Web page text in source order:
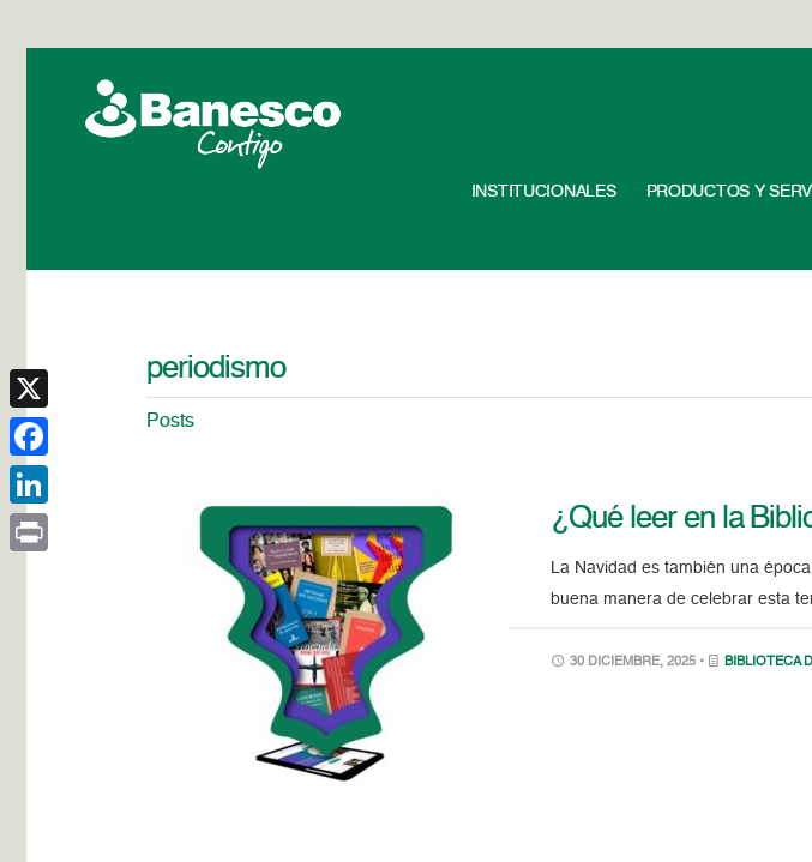
INSTITUCIONALES PRODUCTOS Y
periodismo
Posts
¿Qué leer en la
La Navidad es también una
buena manera de celebrar esta
30 DICIEMBRE, 2025 • BIBLIOTECA
X
Facebook
LinkedIn